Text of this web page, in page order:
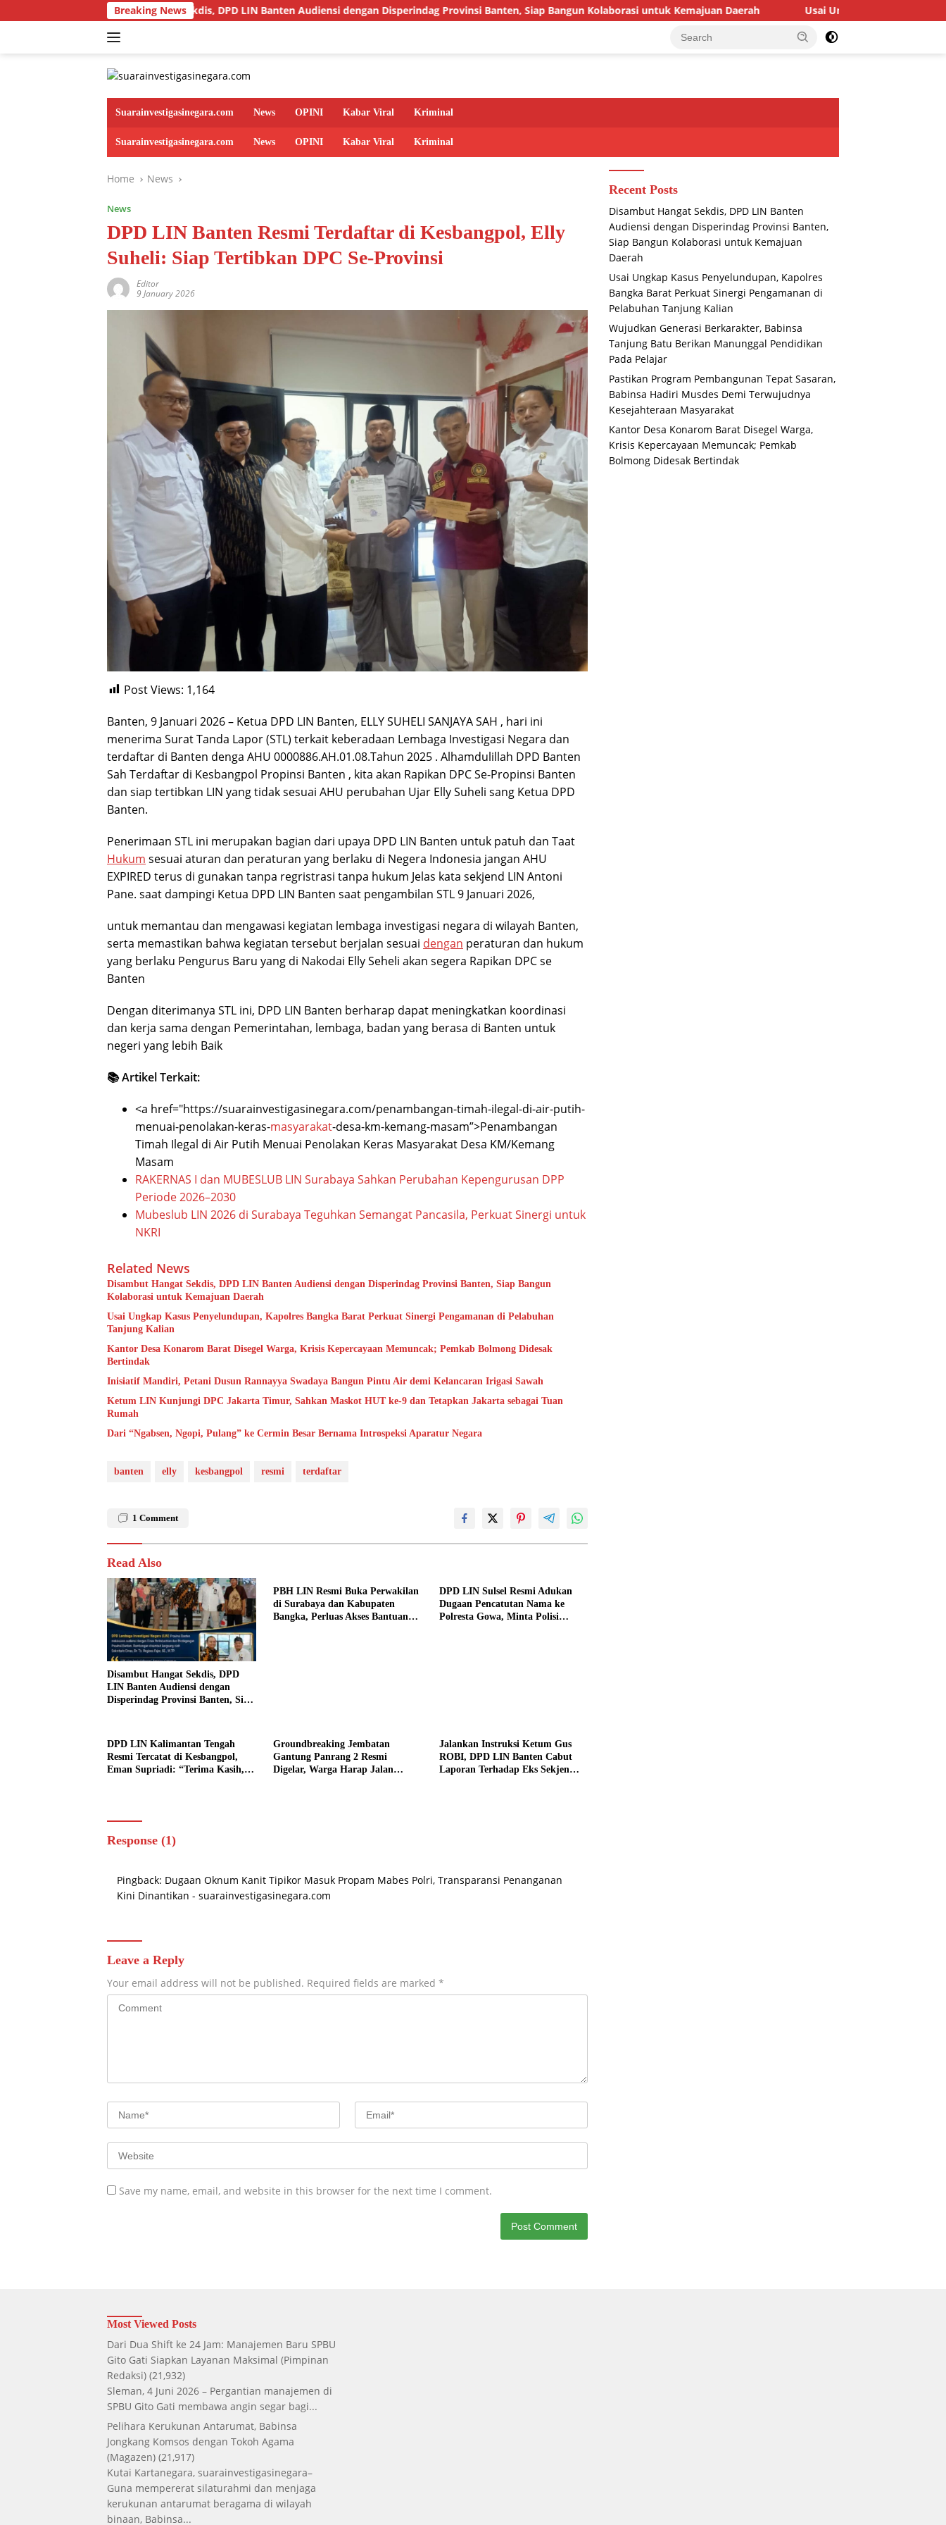
to
Breaking News
Hangat Sekdis, DPD LIN Banten Audiensi dengan Disperindag Provinsi Banten, Siap Bangun Kolaborasi untuk Kemajuan Daerah Usai Ungkap Kasus Penyelundupan, Kapolres
Suarainvestigasinegara.com News OPINI Kabar Viral Kriminal
Suarainvestigasinegara.com News OPINI Kabar Viral Kriminal
Home News
News
DPD LIN Banten Resmi Terdaftar di Kesbangpol, Elly
Suheli: Siap Tertibkan DPC Se-Provinsi
Editor
9 January 2026
Post Views: 1,164
Banten, 9 Januari 2026 – Ketua DPD LIN Banten, ELLY SUHELI SANJAYA SAH , hari ini
menerima Surat Tanda Lapor (STL) terkait keberadaan Lembaga Investigasi Negara dan
terdaftar di Banten denga AHU 0000886.AH.01.08.Tahun 2025 . Alhamdulillah DPD Banten
Sah Terdaftar di Kesbangpol Propinsi Banten , kita akan Rapikan DPC Se-Propinsi Banten
dan siap tertibkan LIN yang tidak sesuai AHU perubahan Ujar Elly Suheli sang Ketua DPD
Banten.
Penerimaan STL ini merupakan bagian dari upaya DPD LIN Banten untuk patuh dan Taat
Hukum sesuai aturan dan peraturan yang berlaku di Negera Indonesia jangan AHU
EXPIRED terus di gunakan tanpa regristrasi tanpa hukum Jelas kata sekjend LIN Antoni
Pane. saat dampingi Ketua DPD LIN Banten saat pengambilan STL 9 Januari 2026,
untuk memantau dan mengawasi kegiatan lembaga investigasi negara di wilayah Banten,
serta memastikan bahwa kegiatan tersebut berjalan sesuai dengan peraturan dan hukum
yang berlaku Pengurus Baru yang di Nakodai Elly Seheli akan segera Rapikan DPC se
Banten
Dengan diterimanya STL ini, DPD LIN Banten berharap dapat meningkatkan koordinasi
dan kerja sama dengan Pemerintahan, lembaga, badan yang berasa di Banten untuk
negeri yang lebih Baik
📚 Artikel Terkait:
<a href="https://suarainvestigasinegara.com/penambangan-timah-ilegal-di-air-putih-
menuai-penolakan-keras-masyarakat-desa-km-kemang-masam”>Penambangan
Timah Ilegal di Air Putih Menuai Penolakan Keras Masyarakat Desa KM/Kemang
Masam
RAKERNAS I dan MUBESLUB LIN Surabaya Sahkan Perubahan Kepengurusan DPP
Periode 2026–2030
Mubeslub LIN 2026 di Surabaya Teguhkan Semangat Pancasila, Perkuat Sinergi untuk
NKRI
Related News
Disambut Hangat Sekdis, DPD LIN Banten Audiensi dengan Disperindag Provinsi Banten, Siap Bangun
Kolaborasi untuk Kemajuan Daerah
Usai Ungkap Kasus Penyelundupan, Kapolres Bangka Barat Perkuat Sinergi Pengamanan di Pelabuhan
Tanjung Kalian
Kantor Desa Konarom Barat Disegel Warga, Krisis Kepercayaan Memuncak; Pemkab Bolmong Didesak
Bertindak
Inisiatif Mandiri, Petani Dusun Rannayya Swadaya Bangun Pintu Air demi Kelancaran Irigasi Sawah
Ketum LIN Kunjungi DPC Jakarta Timur, Sahkan Maskot HUT ke-9 dan Tetapkan Jakarta sebagai Tuan
Rumah
Dari “Ngabsen, Ngopi, Pulang” ke Cermin Besar Bernama Introspeksi Aparatur Negara
banten elly kesbangpol resmi terdaftar
1 Comment
Read Also
Disambut Hangat Sekdis, DPD
LIN Banten Audiensi dengan
Disperindag Provinsi Banten, Siap
PBH LIN Resmi Buka Perwakilan
di Surabaya dan Kabupaten
Bangka, Perluas Akses Bantuan
DPD LIN Sulsel Resmi Adukan
Dugaan Pencatutan Nama ke
Polresta Gowa, Minta Polisi
DPD LIN Kalimantan Tengah
Resmi Tercatat di Kesbangpol,
Eman Supriadi: “Terima Kasih,
Groundbreaking Jembatan
Gantung Panrang 2 Resmi
Digelar, Warga Harap Jalan
Jalankan Instruksi Ketum Gus
ROBI, DPD LIN Banten Cabut
Laporan Terhadap Eks Sekjen
Response (1)
Pingback: Dugaan Oknum Kanit Tipikor Masuk Propam Mabes Polri, Transparansi Penanganan
Kini Dinantikan - suarainvestigasinegara.com
Leave a Reply
Your email address will not be published. Required fields are marked *
Save my name, email, and website in this browser for the next time I comment.
Recent Posts
Disambut Hangat Sekdis, DPD LIN Banten
Audiensi dengan Disperindag Provinsi Banten,
Siap Bangun Kolaborasi untuk Kemajuan
Daerah
Usai Ungkap Kasus Penyelundupan, Kapolres
Bangka Barat Perkuat Sinergi Pengamanan di
Pelabuhan Tanjung Kalian
Wujudkan Generasi Berkarakter, Babinsa
Tanjung Batu Berikan Manunggal Pendidikan
Pada Pelajar
Pastikan Program Pembangunan Tepat Sasaran,
Babinsa Hadiri Musdes Demi Terwujudnya
Kesejahteraan Masyarakat
Kantor Desa Konarom Barat Disegel Warga,
Krisis Kepercayaan Memuncak; Pemkab
Bolmong Didesak Bertindak
Most Viewed Posts
Dari Dua Shift ke 24 Jam: Manajemen Baru SPBU
Gito Gati Siapkan Layanan Maksimal (Pimpinan
Redaksi) (21,932)
Sleman, 4 Juni 2026 – Pergantian manajemen di
SPBU Gito Gati membawa angin segar bagi...
Pelihara Kerukunan Antarumat, Babinsa
Jongkang Komsos dengan Tokoh Agama
(Magazen) (21,917)
Kutai Kartanegara, suarainvestigasinegara–
Guna mempererat silaturahmi dan menjaga
kerukunan antarumat beragama di wilayah
binaan, Babinsa...